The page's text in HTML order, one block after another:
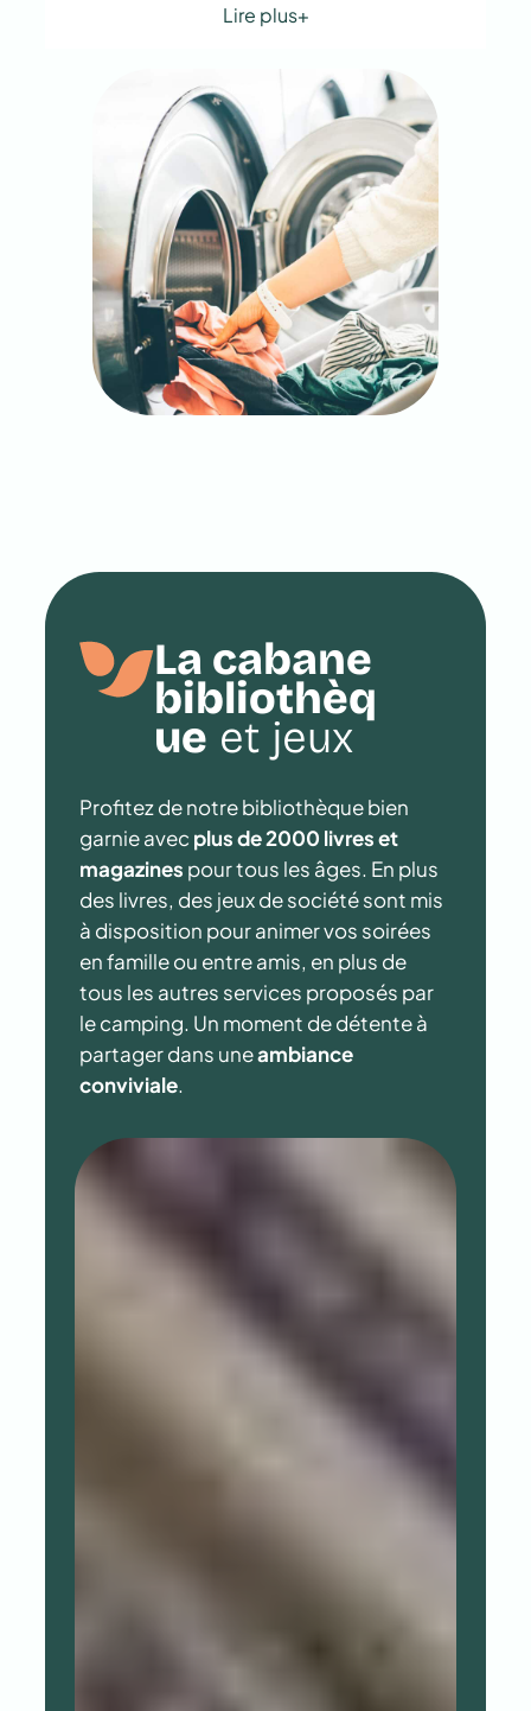
Lire plus
sèche-linge), pour plus de commodité durant
Pour plus de confort, nous proposons
également des
services supplémentairestels
que la location de transats, de draps ou
encore de kits bébé complets.
Un service de gardiennage 24h/24 assure
votre sécurité tout au long de votre séjour.
Nous faisons en sorte que chaque instant
passé chez nous soit uneexpérience sereine
afin que vous puissiez vous concentrer
La cabane
bibliothèq
ue et jeux
Profitez de notre bibliothèque bien
garnie avec plus de 2000 livres et
magazines pour tous les âges. En plus
des livres, des jeux de société sont mis
à disposition pour animer vos soirées
en famille ou entre amis, en plus de
tous les autres services proposés par
le camping. Un moment de détente à
partager dans uneambiance
conviviale.